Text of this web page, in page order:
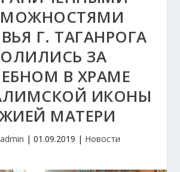
Г. ТАГАНРОГА
ЗА
В ХРАМЕ
ИКОНЫ
МАТЕРИ
admin | 01.09.2019 | Новости